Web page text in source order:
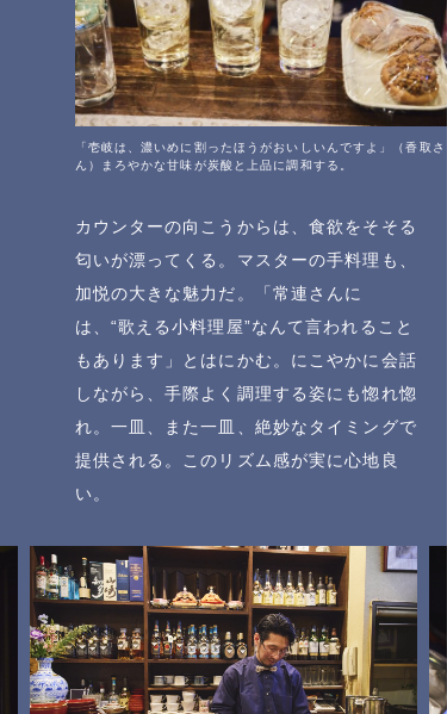
「壱岐は、濃いめに割ったほうがおいしいんですよ」（香取さ
ん）まろやかな甘味が炭酸と上品に調和する。
カウンターの向こうからは、食欲をそそる
匂いが漂ってくる。マスターの手料理も、
加悦の大きな魅力だ。「常連さんに
は、“歌える小料理屋”なんて言われること
もあります」とはにかむ。にこやかに会話
しながら、手際よく調理する姿にも惚れ惚
れ。一皿、また一皿、絶妙なタイミングで
提供される。このリズム感が実に心地良
い。